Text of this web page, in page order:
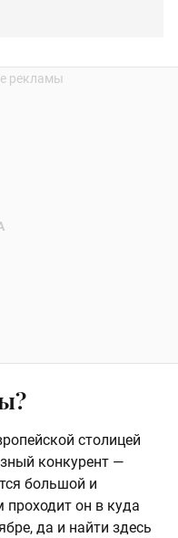
столицей
конкурент —
большой и
он в куда
да и найти здесь